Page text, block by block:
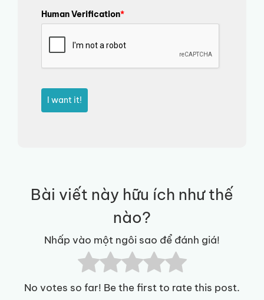
Human Verification*
I want it!
Bài viết này hữu ích như thế
nào?
Nhấp vào một ngôi sao để đánh giá!
No votes so far! Be the first to rate this post.